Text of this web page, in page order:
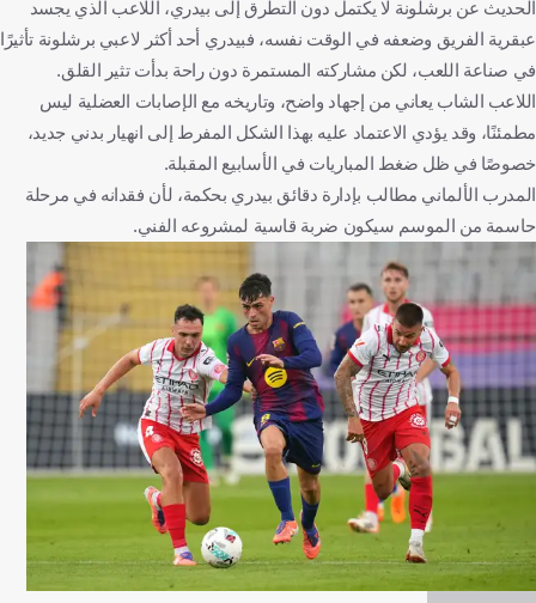
الحديث عن برشلونة لا يكتمل دون التطرق إلى بيدري، اللاعب الذي يجسد
عبقرية الفريق وضعفه في الوقت نفسه، فبيدري أحد أكثر لاعبي برشلونة تأثيرًا
في صناعة اللعب، لكن مشاركته المستمرة دون راحة بدأت تثير القلق.
اللاعب الشاب يعاني من إجهاد واضح، وتاريخه مع الإصابات العضلية ليس
مطمئنًا، وقد يؤدي الاعتماد عليه بهذا الشكل المفرط إلى انهيار بدني جديد،
خصوصًا في ظل ضغط المباريات في الأسابيع المقبلة.
المدرب الألماني مطالب بإدارة دقائق بيدري بحكمة، لأن فقدانه في مرحلة
حاسمة من الموسم سيكون ضربة قاسية لمشروعه الفني.